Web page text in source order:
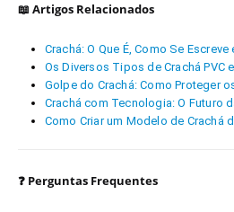
📖 Artigos Relacionados
Crachá: O Que É, Como Se Escreve
Os Diversos Tipos de Crachá PVC
Golpe do Crachá: Como Proteger
Crachá com Tecnologia: O Futuro
Como Criar um Modelo de Crachá
❓ Perguntas Frequentes